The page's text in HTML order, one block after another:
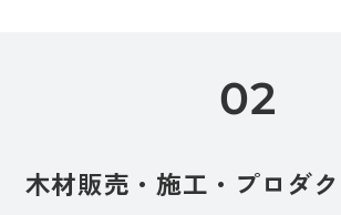
木材販売・施工・プロダ